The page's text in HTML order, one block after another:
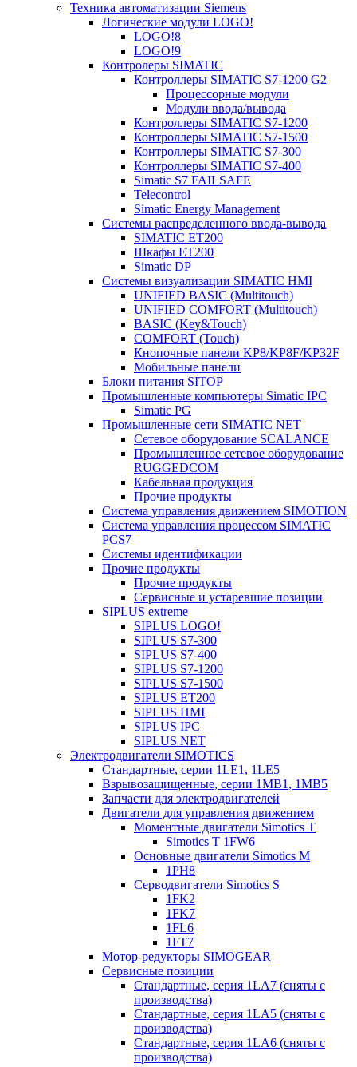
Техника автоматизации Siemens
Логические модули LOGO!
LOGO!8
LOGO!9
Контролеры SIMATIC
Контроллеры SIMATIC S7-1200 G2
Процессорные модули
Модули ввода/вывода
Контроллеры SIMATIC S7-1200
Контроллеры SIMATIC S7-1500
Контроллеры SIMATIC S7-300
Контроллеры SIMATIC S7-400
Simatic S7 FAILSAFE
Telecontrol
Simatic Energy Management
Системы распределенного ввода-вывода
SIMATIC ET200
Шкафы ET200
Simatic DP
Системы визуализации SIMATIC HMI
UNIFIED BASIC (Multitouch)
UNIFIED COMFORT (Multitouch)
BASIC (Key&Touch)
COMFORT (Touch)
Кнопочные панели KP8/KP8F/KP32F
Мобильные панели
Блоки питания SITOP
Промышленные компьютеры Simatic IPC
Simatic PG
Промышленные сети SIMATIC NET
Сетевое оборудование SCALANCE
Промышленное сетевое оборудование
RUGGEDCOM
Кабельная продукция
Прочие продукты
Система управления движением SIMOTION
Система управления процессом SIMATIC
PCS7
Системы идентификации
Прочие продукты
Прочие продукты
Сервисные и устаревшие позиции
SIPLUS extreme
SIPLUS LOGO!
SIPLUS S7-300
SIPLUS S7-400
SIPLUS S7-1200
SIPLUS S7-1500
SIPLUS ET200
SIPLUS HMI
SIPLUS IPC
SIPLUS NET
Электродвигатели SIMOTICS
Стандартные, серии 1LE1, 1LE5
Взрывозащищенные, серии 1MB1, 1MB5
Запчасти для электродвигателей
Двигатели для управления движением
Моментные двигатели Simotics T
Simotics T 1FW6
Основные двигатели Simotics M
1PH8
Серводвигатели Simotics S
1FK2
1FK7
1FL6
1FT7
Мотор-редукторы SIMOGEAR
Сервисные позиции
Стандартные, серия 1LA7 (сняты с
производства)
Стандартные, серия 1LA5 (сняты с
производства)
Стандартные, серия 1LA6 (сняты с
производства)